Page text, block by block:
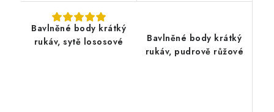
Bavlněné body krátký
rukáv, sytě lososové
Bavlněné body krátký
rukáv, pudrově růžové